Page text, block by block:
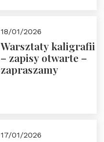
18/01/2026
Warsztaty kaligrafii
– zapisy otwarte –
zapraszamy
17/01/2026